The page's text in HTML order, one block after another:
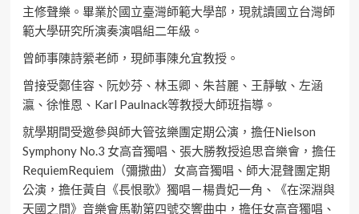
主修聲樂。畢業於國立臺灣師範大學部，現就讀國立台灣師
範大學研究所演奏演唱組二年級。
曾師事陳詩縈老師，現師事陳允宜教授。
曾接受鄭佳容、阮妙芬、林玉卿、朱苔麗、王靜敏、左涵
瀛、徐惟恩、Karl Paulnack等教授大師班指導。
就學期間受邀參與師大管弦樂團定期公演，擔任Nielson
Symphony No.3 女高音獨唱、張大勝教授追思音樂會，擔任
RequiemRequiem（彌撒曲）女高音獨唱、師大混聲團定期
公演，擔任黃自《長恨歌》獨唱－楊貴妃一角、《在深淵與
天國之間》音樂會馬勒第四號交響曲中，擔任女高音獨唱、